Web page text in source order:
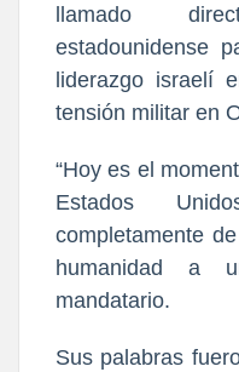
llamado
estadounidense
liderazgo israelí
tensión militar en
“Hoy es el
Estados
completamente
humanidad a
mandatario.
Sus palabras